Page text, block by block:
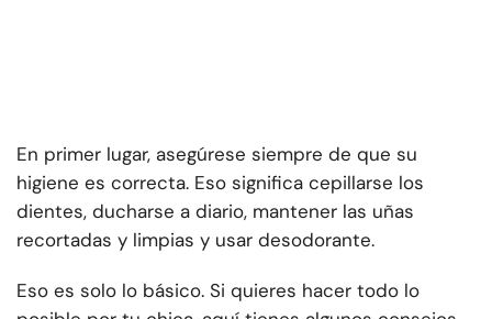
En primer lugar, asegúrese siempre de que su
higiene es correcta. Eso significa cepillarse los
dientes, ducharse a diario, mantener las uñas
recortadas y limpias y usar desodorante.
Eso es solo lo básico. Si quieres hacer todo lo